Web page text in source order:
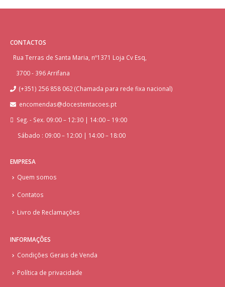
CONTACTOS
Rua Terras de Santa Maria, nº1371 Loja Cv Esq,
3700 - 396 Arrifana
(+351) 256 858 062 (Chamada para rede fixa nacional)
encomendas@docestentacoes.pt
Seg. - Sex. 09:00 – 12:30 | 14:00 – 19:00
Sábado : 09:00 – 12:00 | 14:00 – 18:00
EMPRESA
Quem somos
Contatos
Livro de Reclamações
INFORMAÇÕES
Condições Gerais de Venda
Política de privacidade